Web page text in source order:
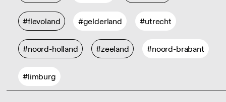
#flevoland #gelderland #utrecht
#noord-holland #zeeland #noord-brabant
#limburg